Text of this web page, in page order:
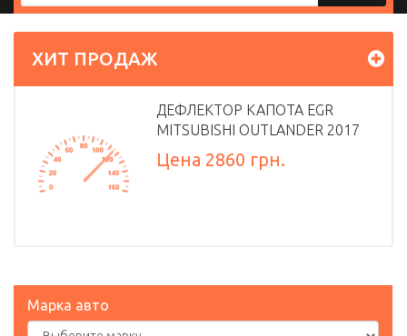
ХИТ ПРОДАЖ
ДЕФЛЕКТОР КАПОТА EGR
MITSUBISHI OUTLANDER 2017
Цена 2860 грн.
Марка авто